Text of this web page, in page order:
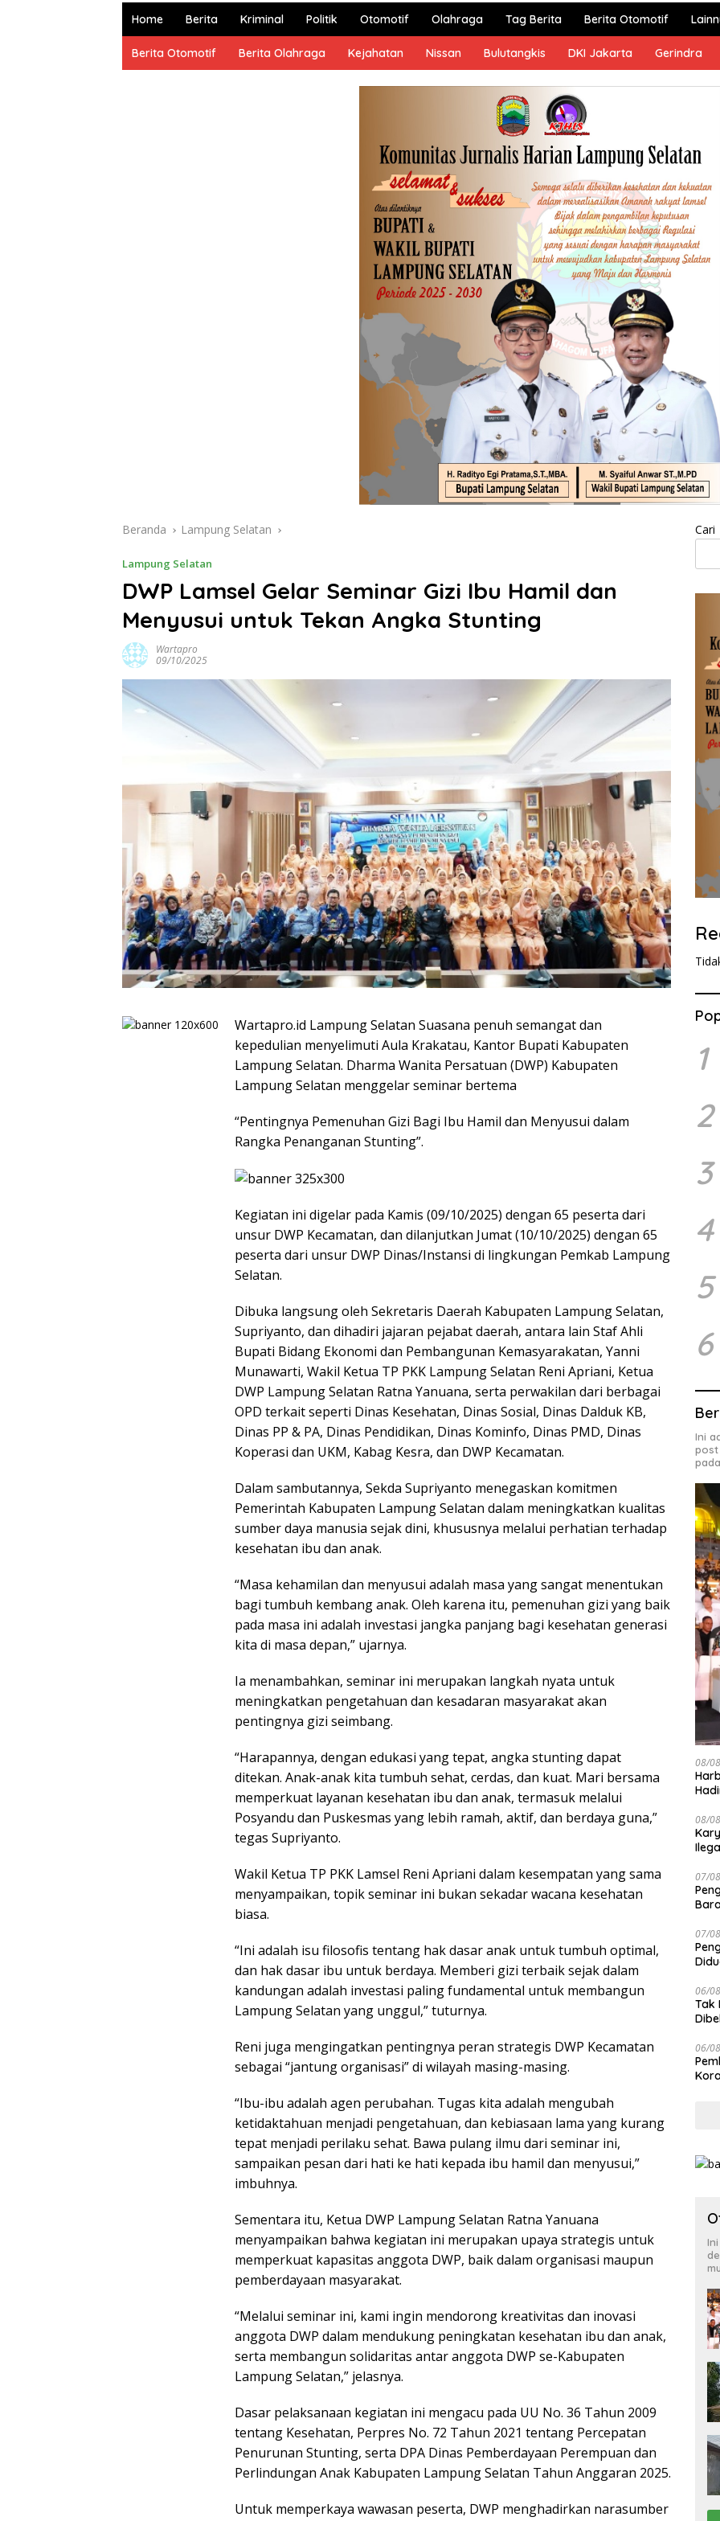
dan
Home Berita Kriminal Politik Otomotif Olahraga Tag Berita Berita Otomotif
Berita Otomotif Berita Olahraga Kejahatan Nissan Bulutangkis DKI Jakarta Gerindra
Beranda Lampung Selatan
Lampung Selatan
DWP Lamsel Gelar Seminar Gizi Ibu Hamil dan
Menyusui untuk Tekan Angka Stunting
Wartapro
09/10/2025
Wartapro.id Lampung Selatan Suasana penuh semangat dan
kepedulian menyelimuti Aula Krakatau, Kantor Bupati Kabupaten
Lampung Selatan. Dharma Wanita Persatuan (DWP) Kabupaten
Lampung Selatan menggelar seminar bertema
“Pentingnya Pemenuhan Gizi Bagi Ibu Hamil dan Menyusui dalam
Rangka Penanganan Stunting”.
Kegiatan ini digelar pada Kamis (09/10/2025) dengan 65 peserta dari
unsur DWP Kecamatan, dan dilanjutkan Jumat (10/10/2025) dengan 65
peserta dari unsur DWP Dinas/Instansi di lingkungan Pemkab Lampung
Selatan.
Dibuka langsung oleh Sekretaris Daerah Kabupaten Lampung Selatan,
Supriyanto, dan dihadiri jajaran pejabat daerah, antara lain Staf Ahli
Bupati Bidang Ekonomi dan Pembangunan Kemasyarakatan, Yanni
Munawarti, Wakil Ketua TP PKK Lampung Selatan Reni Apriani, Ketua
DWP Lampung Selatan Ratna Yanuana, serta perwakilan dari berbagai
OPD terkait seperti Dinas Kesehatan, Dinas Sosial, Dinas Dalduk KB,
Dinas PP & PA, Dinas Pendidikan, Dinas Kominfo, Dinas PMD, Dinas
Koperasi dan UKM, Kabag Kesra, dan DWP Kecamatan.
Dalam sambutannya, Sekda Supriyanto menegaskan komitmen
Pemerintah Kabupaten Lampung Selatan dalam meningkatkan kualitas
sumber daya manusia sejak dini, khususnya melalui perhatian terhadap
kesehatan ibu dan anak.
“Masa kehamilan dan menyusui adalah masa yang sangat menentukan
bagi tumbuh kembang anak. Oleh karena itu, pemenuhan gizi yang baik
pada masa ini adalah investasi jangka panjang bagi kesehatan generasi
kita di masa depan,” ujarnya.
Ia menambahkan, seminar ini merupakan langkah nyata untuk
meningkatkan pengetahuan dan kesadaran masyarakat akan
pentingnya gizi seimbang.
“Harapannya, dengan edukasi yang tepat, angka stunting dapat
ditekan. Anak-anak kita tumbuh sehat, cerdas, dan kuat. Mari bersama
memperkuat layanan kesehatan ibu dan anak, termasuk melalui
Posyandu dan Puskesmas yang lebih ramah, aktif, dan berdaya guna,”
tegas Supriyanto.
Wakil Ketua TP PKK Lamsel Reni Apriani dalam kesempatan yang sama
menyampaikan, topik seminar ini bukan sekadar wacana kesehatan
biasa.
“Ini adalah isu filosofis tentang hak dasar anak untuk tumbuh optimal,
dan hak dasar ibu untuk berdaya. Memberi gizi terbaik sejak dalam
kandungan adalah investasi paling fundamental untuk membangun
Lampung Selatan yang unggul,” tuturnya.
Reni juga mengingatkan pentingnya peran strategis DWP Kecamatan
sebagai “jantung organisasi” di wilayah masing-masing.
“Ibu-ibu adalah agen perubahan. Tugas kita adalah mengubah
ketidaktahuan menjadi pengetahuan, dan kebiasaan lama yang kurang
tepat menjadi perilaku sehat. Bawa pulang ilmu dari seminar ini,
sampaikan pesan dari hati ke hati kepada ibu hamil dan menyusui,”
imbuhnya.
Sementara itu, Ketua DWP Lampung Selatan Ratna Yanuana
menyampaikan bahwa kegiatan ini merupakan upaya strategis untuk
memperkuat kapasitas anggota DWP, baik dalam organisasi maupun
pemberdayaan masyarakat.
“Melalui seminar ini, kami ingin mendorong kreativitas dan inovasi
anggota DWP dalam mendukung peningkatan kesehatan ibu dan anak,
serta membangun solidaritas antar anggota DWP se-Kabupaten
Lampung Selatan,” jelasnya.
Dasar pelaksanaan kegiatan ini mengacu pada UU No. 36 Tahun 2009
tentang Kesehatan, Perpres No. 72 Tahun 2021 tentang Percepatan
Penurunan Stunting, serta DPA Dinas Pemberdayaan Perempuan dan
Perlindungan Anak Kabupaten Lampung Selatan Tahun Anggaran 2025.
Untuk memperkaya wawasan peserta, DWP menghadirkan narasumber
Cari
1
2
3
4
5
6
Ini
post
08/
08/
07/
07/
06/
Tak
06/